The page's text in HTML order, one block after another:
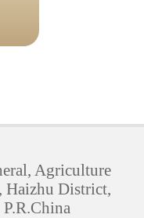
Agriculture
Haizhu District,